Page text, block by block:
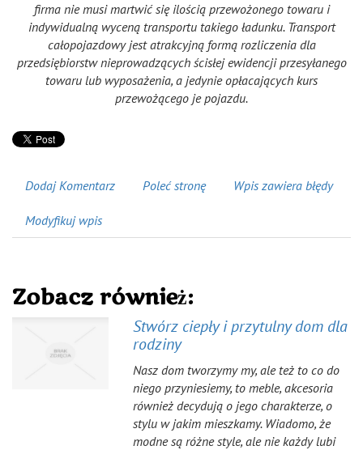
firma nie musi martwić się ilością przewożonego towaru i
indywidualną wyceną transportu takiego ładunku. Transport
całopojazdowy jest atrakcyjną formą rozliczenia dla
przedsiębiorstw nieprowadzących ścisłej ewidencji przesyłanego
towaru lub wyposażenia, a jedynie opłacających kurs
przewożącego je pojazdu.
Dodaj Komentarz Poleć stronę Wpis zawiera błędy
Modyfikuj wpis
Zobacz również:
Stwórz ciepły i przytulny dom dla
rodziny
Nasz dom tworzymy my, ale też to co do
niego przyniesiemy, to meble, akcesoria
również decydują o jego charakterze, o
stylu w jakim mieszkamy. Wiadomo, że
modne są różne style, ale nie każdy lubi